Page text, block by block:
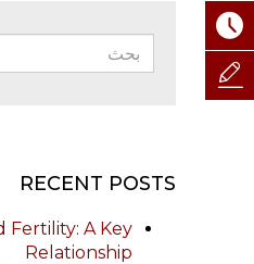
RECENT POSTS
Fertility: A Key
Relationship